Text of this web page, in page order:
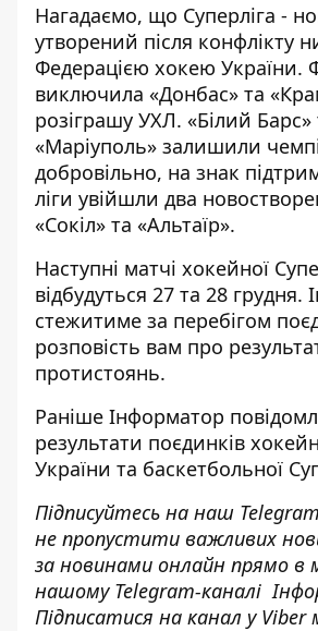
Нагадаємо, що Суперліга -
утворений після конфлікту
Федерацією хокею України.
виключила «Донбас» та
розіграшу УХЛ. «Білий Барс»
«Маріуполь» залишили
добровільно, на знак
ліги увійшли два
«Сокіл» та «Альтаїр».
Наступні матчі хокейної
відбудуться 27 та 28 грудня.
стежитиме за перебігом
розповість вам про
протистоянь.
Раніше Інформатор
результати поєдинків
України та баскетбольної
Підписуйтесь на наш
не пропустити важливих
за новинами онлайн прямо в
нашому Telegram-каналі
Підписатися на канал у